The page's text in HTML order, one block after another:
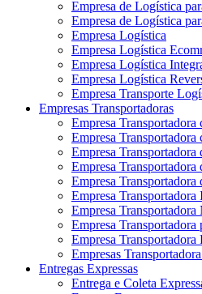
Empresa de Logística
Empresa de Logística
Empresa Logística
Empresa Logística
Empresa Logística
Empresa Logística
Empresa Transporte
Empresas Transportadoras
Empresa Transportadora
Empresa Transportadora
Empresa Transportadora
Empresa Transportadora
Empresa Transportadora
Empresa
Empresa Transportadora
Empresa Transportadora
Empresa Transportadora
Empresas
Entregas Expressas
Entrega e Coleta